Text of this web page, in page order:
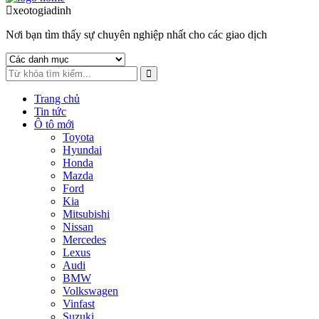
to
toxeotogiadinh
Nơi bạn tìm thấy sự chuyên nghiệp nhất cho các giao dịch
Trang chủ
Tin tức
Ô tô mới
Toyota
Hyundai
Honda
Mazda
Ford
Kia
Mitsubishi
Nissan
Mercedes
Lexus
Audi
BMW
Volkswagen
Vinfast
Suzuki